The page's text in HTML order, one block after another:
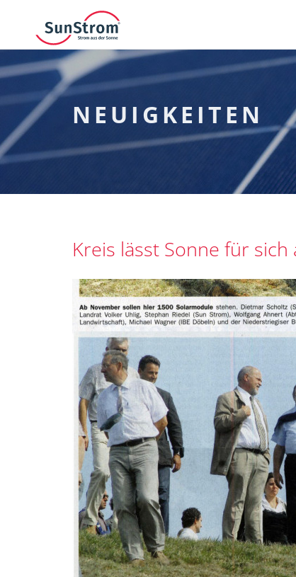
NEUIGKEITEN
Kreis lässt Sonne für sich